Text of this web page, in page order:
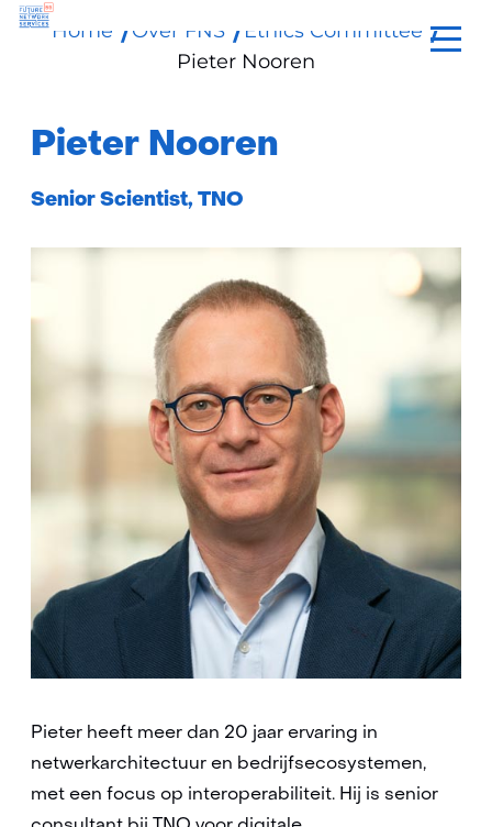
Ga
naar
Home
Over FNS
Ethics Committee
Pieter Nooren
Pieter Nooren
Functie:
Senior Scientist, TNO
Pieter heeft meer dan 20 jaar ervaring in
netwerkarchitectuur en bedrijfsecosystemen,
met een focus op interoperabiliteit. Hij is senior